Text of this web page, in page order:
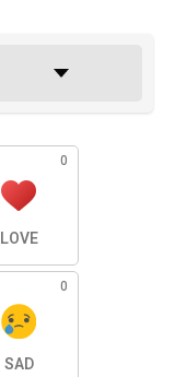
0
LOVE
0
SAD